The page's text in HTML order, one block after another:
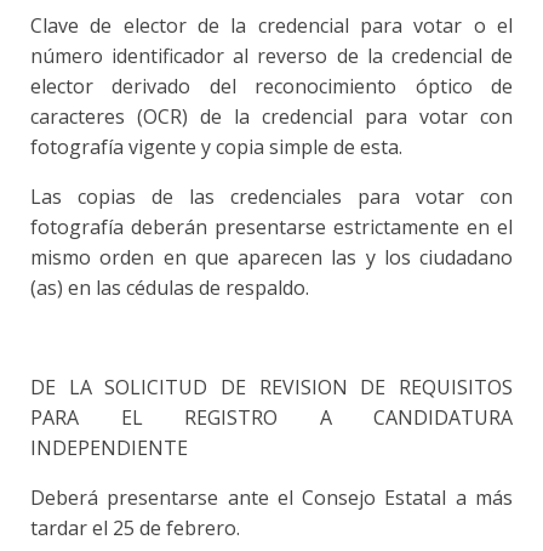
Clave de elector de la credencial para votar o el
número identificador al reverso de la credencial de
elector derivado del reconocimiento óptico de
caracteres (OCR) de la credencial para votar con
fotografía vigente y copia simple de esta.
Las copias de las credenciales para votar con
fotografía deberán presentarse estrictamente en el
mismo orden en que aparecen las y los ciudadano
(as) en las cédulas de respaldo.
DE LA SOLICITUD DE REVISION DE REQUISITOS
PARA EL REGISTRO A CANDIDATURA
INDEPENDIENTE
Deberá presentarse ante el Consejo Estatal a más
tardar el 25 de febrero.